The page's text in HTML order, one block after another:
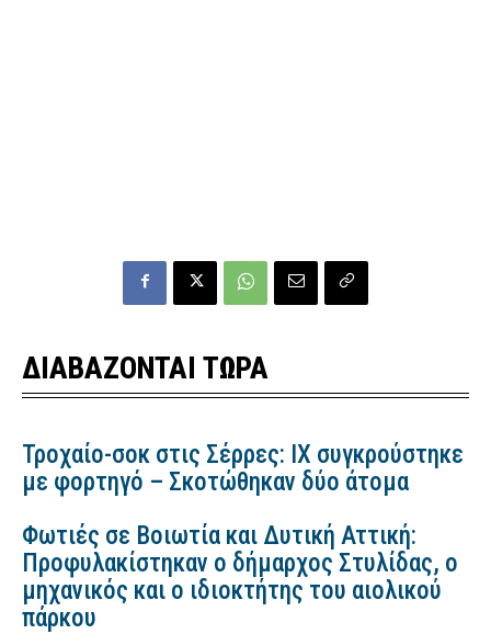
ΔΙΑΒΑΖΟΝΤΑΙ ΤΩΡΑ
Τροχαίο-σοκ στις Σέρρες: ΙΧ συγκρούστηκε
με φορτηγό – Σκοτώθηκαν δύο άτομα
Φωτιές σε Βοιωτία και Δυτική Αττική:
Προφυλακίστηκαν ο δήμαρχος Στυλίδας, ο
μηχανικός και ο ιδιοκτήτης του αιολικού
πάρκου